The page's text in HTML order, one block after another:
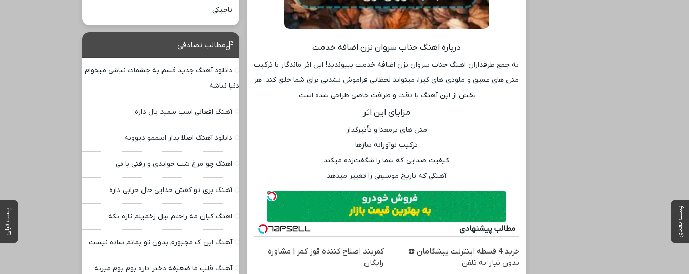
پست بعدی پست قبلی
درباره اهنگ جناب سروان نزن اضافه خدمت
به جمع طرفداران اهنگ جناب سروان نزن اضافه خدمت بپیوندید! این اثر ماندگار با ترکیب
متن‌ های عمیق و ملودی ‌های گیرا، میتواند لحظاتی فراموش ‌نشدنی برای شما خلق کند. هر
بخش از این آهنگ با دقت و ظرافت خاصی طراحی شده است.
مزایای این اثر
متن‌ های پرمعنا و تأثیرگذار
ترکیب نوآورانه سازها
کیفیت صدایی که شما را شگفت‌زده میکند
آهنگی که تاریخ موسیقی را تغییر میدهد
مطالب پیشنهادی
خرید 4 قسطه اینترنت پیشگامان ☎️
بدون نیاز به تلفن
کمربند اصلاح کننده قوز کمر | مشاوره
رایگان
تاجیکی
مطالب تصادفی
دانلود آهنگ جدید قسم به چشمات نباشی میخوام
دنیا نباشه
آهنگ افغانی اسب سفید یال داره
دانلود آهنگ اصلا بذار اسممو دیوونه
اهنگ چو مرغ شب خواندی و رفتی با نی
آهنگ بری تو کفش خدایی حال خرابی داره
اهنگ کیان مه راحتم بیل زخمیلم تازه نکه
آهنگ این ک مجبورم بدون تو بمانم ساده نیست
آهنگ قلب ما ضعیفه دختر داره بوم بوم میزنه